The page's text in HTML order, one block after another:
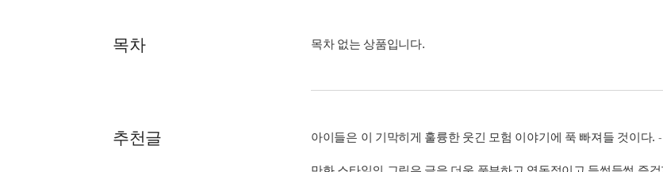
목차 목차 없는 상품입니다.
추천글 아이들은 이 기막히게 훌륭한 웃긴 모험 이야기에 푹 빠져들 것이다.